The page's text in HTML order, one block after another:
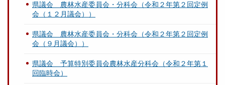
県議会 農林水産委員会・分科会（令和２年第２回定例
会（１２月議会））
県議会 農林水産委員会・分科会（令和２年第２回定例
会（９月議会））
県議会 予算特別委員会農林水産分科会（令和２年第１
回臨時会）